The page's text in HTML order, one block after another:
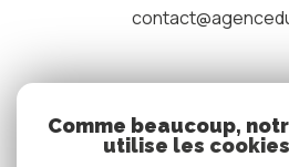
nous
Comme beaucoup,
utilise les cookies